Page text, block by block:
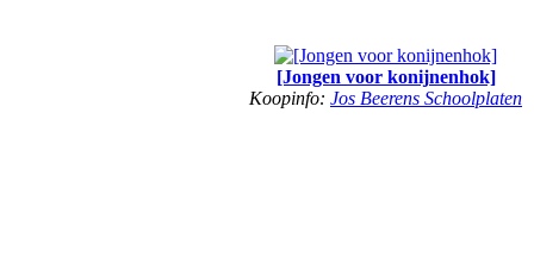
[Jongen voor konijnenhok]
Koopinfo: Jos Beerens Schoolplaten